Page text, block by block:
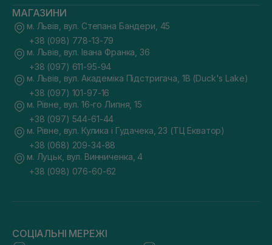
МАГАЗИНИ
м. Львів, вул. Степана Бандери, 45
+38 (098) 778-13-79
м. Львів, вул. Івана Франка, 36
+38 (097) 611-95-94
м. Львів, вул. Академіка Підстригача, 1В (Duck's Lake)
+38 (097) 101-97-16
м. Рівне, вул. 16-го Липня, 15
+38 (097) 544-61-44
м. Рівне, вул. Кулика і Гудачека, 23 (ТЦ Екватор)
+38 (068) 209-34-88
м. Луцьк, вул. Винниченка, 4
+38 (098) 076-60-62
СОЦІАЛЬНІ МЕРЕЖІ